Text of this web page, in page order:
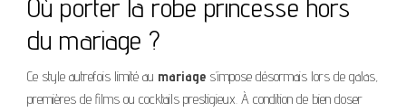
Où porter la robe princesse hors
du mariage ?
Ce style autrefois limité au mariage s’impose désormais lors de galas,
premières de films ou cocktails prestigieux. À condition de bien doser